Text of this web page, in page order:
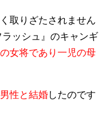
取りざたされません
ッシュ』のキャンギ
女将であり一児の母
性と結婚したのです